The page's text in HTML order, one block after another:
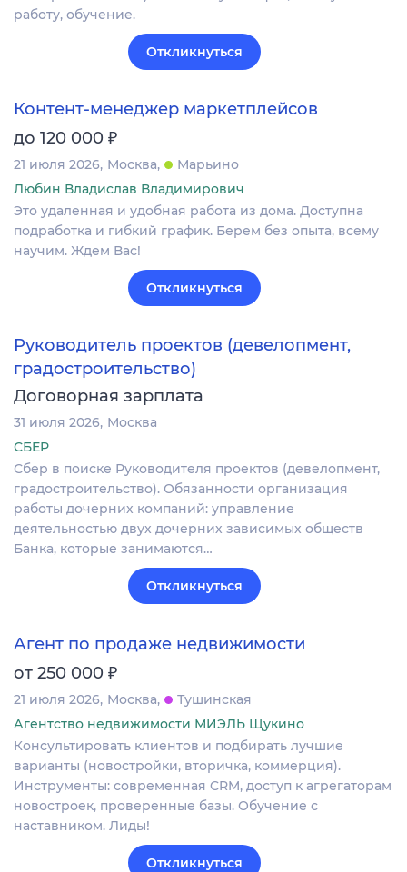
работу, обучение.
Откликнуться
Контент-менеджер маркетплейсов
до 120 000 ₽
21 июля 2026 Москва
Марьино
Любин Владислав Владимирович
Это удаленная и удобная работа из дома. Доступна
подработка и гибкий график. Берем без опыта, всему
научим. Ждем Вас!
Откликнуться
Руководитель проектов (девелопмент,
градостроительство)
Договорная зарплата
31 июля 2026 Москва
СБЕР
Сбер в поиске Руководителя проектов (девелопмент,
градостроительство). Обязанности организация
работы дочерних компаний: управление
деятельностью двух дочерних зависимых обществ
Банка, которые занимаются…
Откликнуться
Агент по продаже недвижимости
от 250 000 ₽
21 июля 2026 Москва
Тушинская
Агентство недвижимости МИЭЛЬ Щукино
Консультировать клиентов и подбирать лучшие
варианты (новостройки, вторичка, коммерция).
Инструменты: современная CRM, доступ к агрегаторам
новостроек, проверенные базы. Обучение с
наставником. Лиды!
Откликнуться